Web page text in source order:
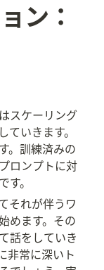
ン：
スケーリング
いきます。
。訓練済みの
ロンプトに対
。
それが伴うワ
めます。その
話をしていき
非常に深いト